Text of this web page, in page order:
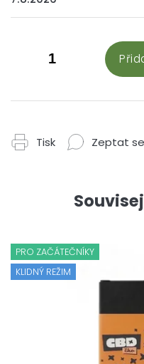
Tisk Zeptat se
PRO ZAČÁTEČNÍKY
KLIDNÝ REŽIM